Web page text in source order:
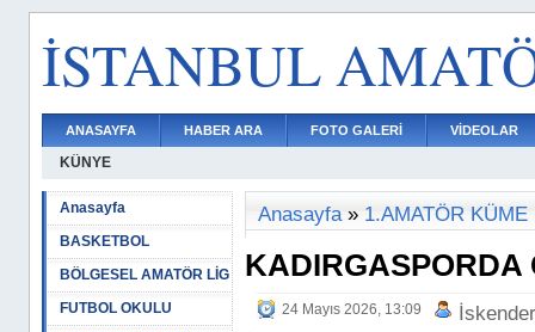
İSTANBUL
ANASAYFA HABER ARA FOTO GALERİ VİDEOLAR
KÜNYE
Anasayfa
BASKETBOL
BÖLGESEL AMATÖR LİG
FUTBOL OKULU
Anasayfa» 1.AMATÖR KÜME
KADIRGASPORDA
24 Mayıs 2026, 13:09